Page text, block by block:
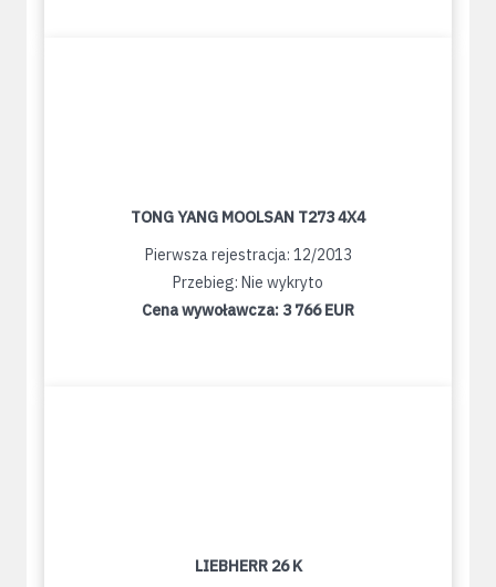
TONG YANG MOOLSAN T273 4X4
Pierwsza rejestracja: 12/2013
Przebieg: Nie wykryto
Cena wywoławcza: 3 766 EUR
LIEBHERR 26 K